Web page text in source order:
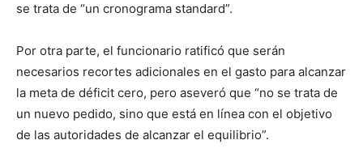
se trata de “un cronograma standard”.
Por otra parte, el funcionario ratificó que serán
necesarios recortes adicionales en el gasto para alcanzar
la meta de déficit cero, pero aseveró que “no se trata de
un nuevo pedido, sino que está en línea con el objetivo
de las autoridades de alcanzar el equilibrio”.